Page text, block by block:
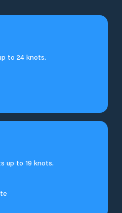
to 24 knots.
up to 19 knots.